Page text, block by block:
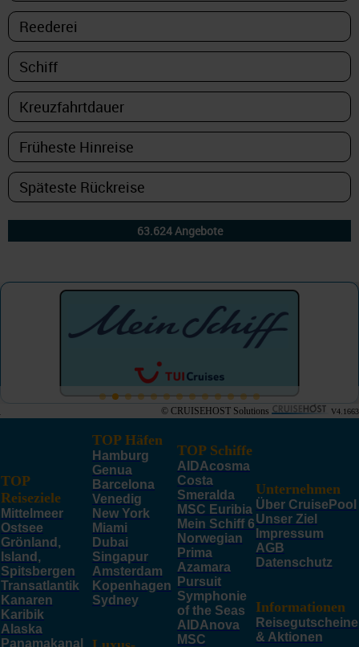
© CRUISEHOST Solutions V4.1663
TOP
Reiseziele
Mittelmeer
Ostsee
Grönland,
Island,
Spitsbergen
Transatlantik
Kanaren
Karibik
Alaska
Panamakanal
TOP Häfen
Hamburg
Genua
Barcelona
Venedig
New York
Miami
Dubai
Singapur
Amsterdam
Kopenhagen
Sydney
TOP Schiffe
AIDAcosma
Costa
Smeralda
MSC Euribia
Mein Schiff 6
Norwegian
Prima
Azamara
Pursuit
Symphonie
of the Seas
AIDAnova
MSC
Unternehmen
Über CruisePool
Unser Ziel
Impressum
AGB
Datenschutz
Informationen
Reisegutscheine
& Aktionen